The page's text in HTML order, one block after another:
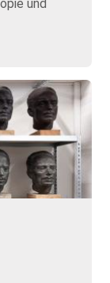
und